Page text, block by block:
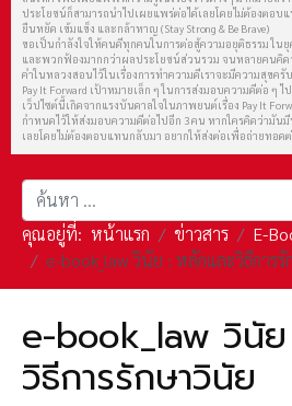
ประโยชน์ก็สามารถนำไปเผยแพร่ต่อได้เลยโดยไม่ต้องตอบ
ยืนหยัด เข้มแข็ง และกล้าหาญ (Stay Strong & Be Brave)
ขอเป็นกำลังใจให้คนดีทุกคนในการต่อสู้ความอยุติธรรม ใน
และพวกฟ้องมากกว่าผลประโยชน์ส่วนรวม จนหลายคนคิด
คำในหลวงสอนไว้ในเรื่องการทำความดีเราจะมีความสุขครับ
Pay It Forward เป้าหมายเล็ก ๆ ในการส่งมอบความดีต่อ ๆ ไป
เว็ปไซต์นี้เกิดจากแรงบันดาลใจในภาพยนต์เรื่อง Pay It
กำหนดไว้ให้ส่งมอบความดีต่อไปอีก 3 คน หากใครคิดว่ามัน
เลยโดยไม่ต้องตอบแทนกลับมา อยากให้ส่งต่อเพื่อถ่ายทอด
การค้นหา
คุณอยู่ที่: หน้าแรก ข่าวสาร
E-
e-book_law วินัย : หลักและวิธีการ
e-book_law วินั
วิธีการรักษาวินัย